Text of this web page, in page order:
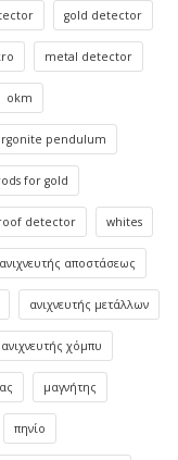
gold detector
metal detector
okm
pendulum
for gold
detector whites
ανιχνευτής αποστάσεως
ανιχνευτής μετάλλων
ανιχνευτής χόμπυ
μαγνήτης
πηνίο